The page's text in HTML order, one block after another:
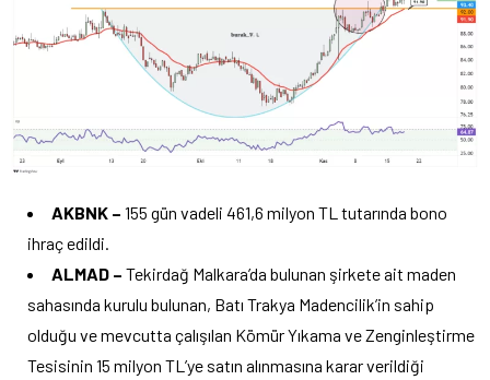
AKBNK – 155 gün vadeli 461,6 milyon TL tutarında bono
ihraç edildi.
ALMAD – Tekirdağ Malkara’da bulunan şirkete ait maden
sahasında kurulu bulunan, Batı Trakya Madencilik’in sahip
olduğu ve mevcutta çalışılan Kömür Yıkama ve Zenginleştirme
Tesisinin 15 milyon TL’ye satın alınmasına karar verildiği